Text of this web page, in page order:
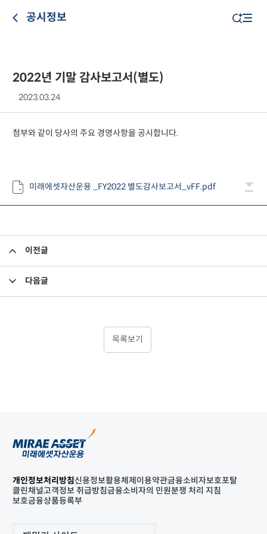
공시정보
2022년 기말 감사보고서(별도)
2023.03.24
첨부와 같이 당사의 주요 경영사항을 공시합니다.
미래에셋자산운용 _FY2022 별도감사보고서_vFF.pdf
이전글
다음글
목록보기
개인정보처리방침신용정보활용체제 이용약관금융소비자보호포탈
클린채널고객정보 취급방침금융소비자의 민원분쟁 처리 지침
보호금융상품등록부